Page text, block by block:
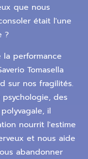
que nous
était l'une
?
la performance
Tomasella
sur nos fragilités.
des
il
nourrit l'estime
et nous aide
abandonner